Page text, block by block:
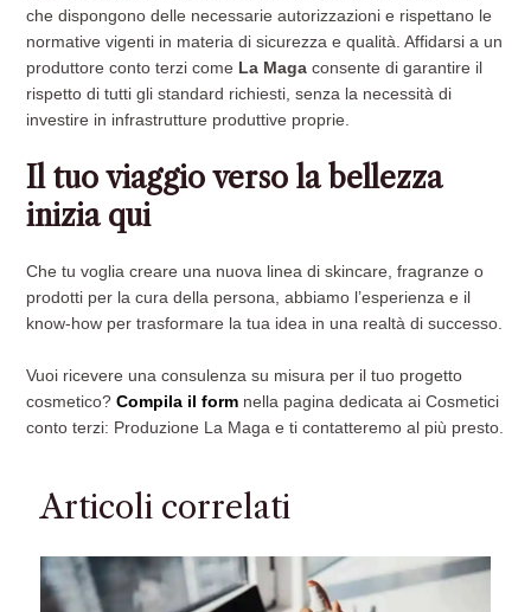
che dispongono delle necessarie autorizzazioni e rispettano le
normative vigenti in materia di sicurezza e qualità. Affidarsi a un
produttore conto terzi come La Maga consente di garantire il
rispetto di tutti gli standard richiesti, senza la necessità di
investire in infrastrutture produttive proprie.
Il tuo viaggio verso la bellezza
inizia qui
Che tu voglia creare una nuova linea di skincare, fragranze o
prodotti per la cura della persona, abbiamo l’esperienza e il
know-how per trasformare la tua idea in una realtà di successo.
Vuoi ricevere una consulenza su misura per il tuo progetto
cosmetico? Compila il form nella pagina dedicata ai Cosmetici
conto terzi: Produzione La Maga e ti contatteremo al più presto.
Articoli correlati